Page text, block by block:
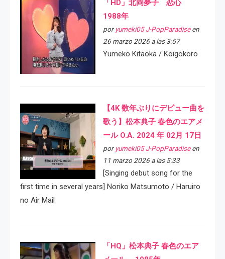
「HD」北岡夢子 恋心
1988年
por yumeki05 J-PopParadiseen
26 marzo 2026 a las 3:57
Yumeko Kitaoka / Koigokoro
【4K 数年ぶりにデビュー曲を
歌う】松本典子 春色のエアメ
ール O.A. 2024 年 02月 17日
por yumeki05 J-PopParadiseen
11 marzo 2026 a las 5:33
[Singing debut song for the
first time in several years] Noriko Matsumoto / Haruiro
no Air Mail
「HQ」松本典子 春色のエア